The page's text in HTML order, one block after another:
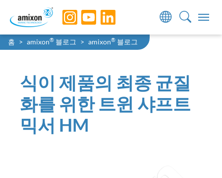
Skip to main navigation
Skip to main content
Skip to page footer
You are here:
홈 amixon® 블로그 amixon® 블로그
식이 제품의 최종 균질
화를 위한 트윈 샤프트
믹서 HM